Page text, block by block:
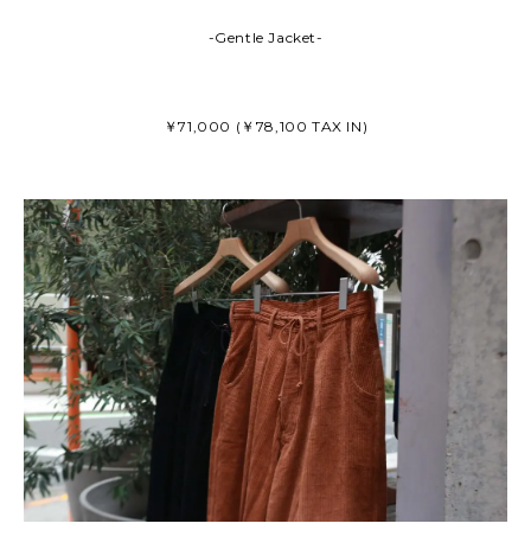
-Gentle Jacket-
￥71,000 (￥78,100 TAX IN)